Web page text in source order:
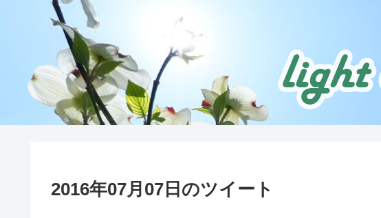
2016年07月07日のツイート